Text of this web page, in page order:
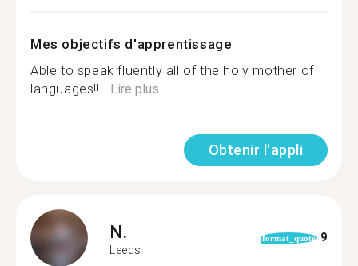
Mes objectifs d'apprentissage
Able to speak fluently all of the holy mother of
languages!!... Lire plus
Obtenir l'appli
N.
Leeds
format_quote 9